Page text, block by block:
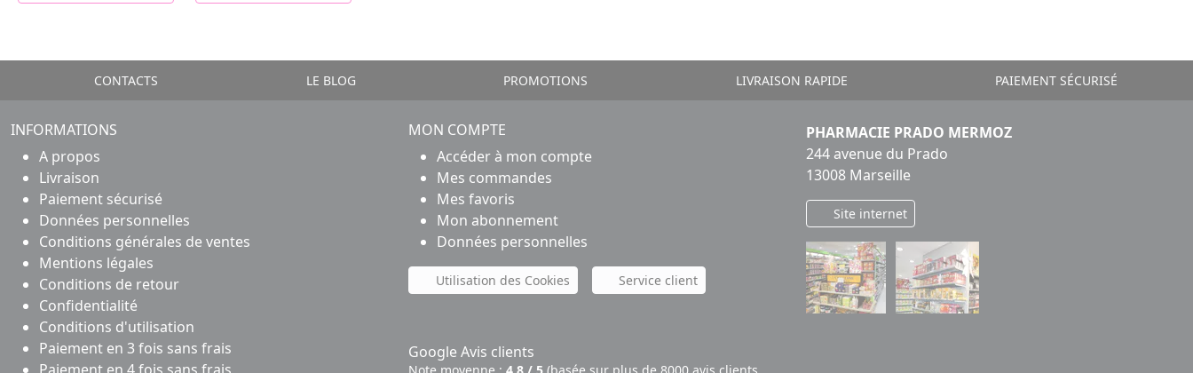
CONTACTS LE BLOG PROMOTIONS LIVRAISON RAPIDE PAIEMENT SÉCURISÉ
INFORMATIONS
A propos
Livraison
Paiement sécurisé
Données personnelles
Conditions générales de ventes
Mentions légales
Conditions de retour
Confidentialité
Conditions d'utilisation
Paiement en 3 fois sans frais
MON COMPTE
Accéder à mon compte
Mes commandes
Mes favoris
Mon abonnement
Données personnelles
Utilisation des Cookies Service client
Google Avis clients
PHARMACIE PRADO MERMOZ
244 avenue du Prado
13008 Marseille
Site internet